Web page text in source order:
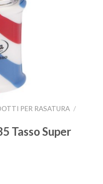
PER RASATURA /
Tasso Super